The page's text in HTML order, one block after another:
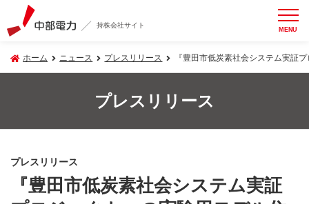
持株会社サイト MENU
ホーム ニュース プレスリリース 『豊田市低炭素社会システム実証
プレスリリース
プレスリリース
『豊田市低炭素社会システム実証